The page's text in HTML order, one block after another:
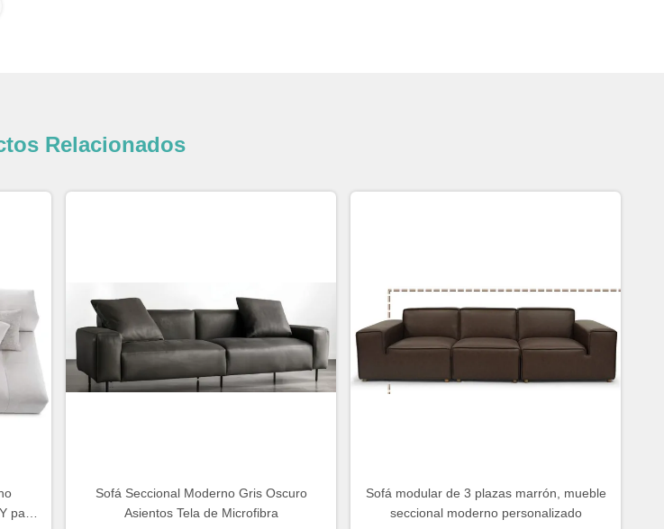
Relacionados
para
Sofá Seccional Moderno Gris Oscuro
Asientos Tela de Microfibra
Sofá modular de 3 plazas marrón, mueble
seccional moderno personalizado